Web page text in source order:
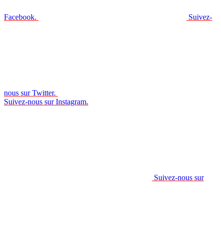
Facebook. Suivez-
nous sur Twitter.
Suivez-nous sur Instagram.
Suivez-nous sur